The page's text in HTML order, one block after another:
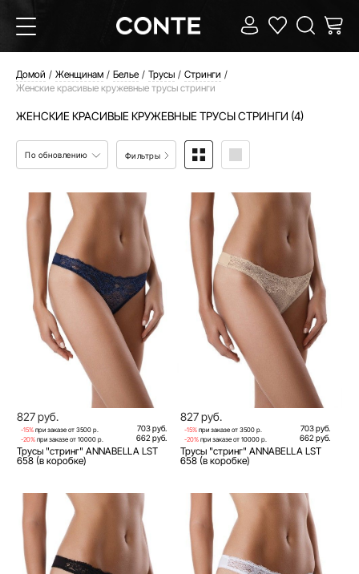
Домой Женщинам Белье Трусы
Стринги
Женские красивые кружевные трусы стринги
ЖЕНСКИЕ КРАСИВЫЕ КРУЖЕВНЫЕ ТРУСЫ СТРИНГИ (4)
По обновлению Фильтры
827 руб.
-15% при заказе от 3500 р. 703 руб.
-20% при заказе от 10000 р. 662 руб.
Трусы "стринг" ANNABELLA LST
658 (в коробке)
827 руб.
-15% при заказе от 3500 р. 703 руб.
-20% при заказе от 10000 р. 662 руб.
Трусы "стринг" ANNABELLA LST
658 (в коробке)